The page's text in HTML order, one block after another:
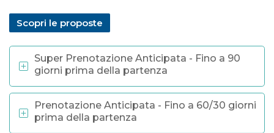
Scopri le proposte
Super Prenotazione Anticipata - Fino a 90
giorni prima della partenza
Prenotazione Anticipata - Fino a 60/30 giorni
prima della partenza